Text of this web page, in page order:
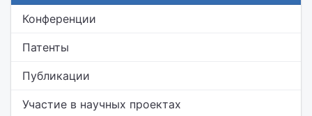
Конференции
Патенты
Публикации
Участие в научных проектах